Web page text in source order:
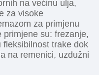
na većinu ulja,
za visoke
za primjenu
primjene su: frezanje,
fleksibilnost trake dok
na remenici, uzdužni